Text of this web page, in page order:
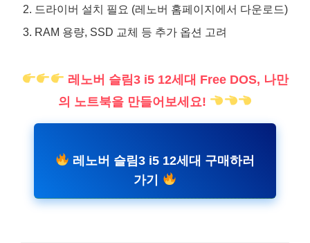
드라이버 설치 필요 (레노버 홈페이지에서 다운로드)
RAM 용량, SSD 교체 등 추가 옵션 고려
레노버 슬림3 i5 12세대 Free DOS, 나만
의 노트북을 만들어보세요!
레노버 슬림3 i5 12세대 구매하러
가기